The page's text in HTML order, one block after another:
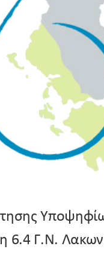
6.4 Γ.Ν.